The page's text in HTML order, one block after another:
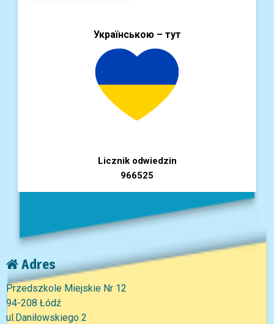
Українською – тут
Licznik odwiedzin
966525
Adres
Przedszkole Miejskie Nr 12
94-208 Łódź
ul.Daniłowskiego 2